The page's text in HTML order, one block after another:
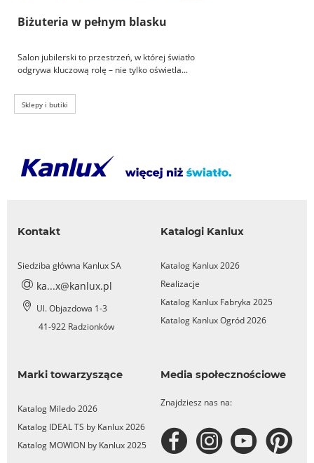
Biżuteria w pełnym blasku
Salon jubilerski to przestrzeń, w której światło
odgrywa kluczową rolę – nie tylko oświetla...
Sklepy i butiki
Kontakt
Siedziba główna Kanlux SA
ka...x@kanlux.pl
Ul. Objazdowa 1-3
41-922 Radzionków
Katalogi Kanlux
Katalog Kanlux 2026
Realizacje
Katalog Kanlux Fabryka 2025
Katalog Kanlux Ogród 2026
Marki towarzyszące
Katalog Miledo 2026
Katalog IDEAL TS by Kanlux 2026
Katalog MOWION by Kanlux 2025
Media społecznościowe
Znajdziesz nas na: